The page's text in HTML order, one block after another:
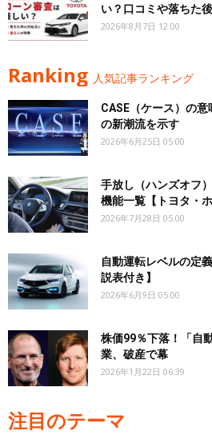
い？口コミや落ちた
2026年8月7日 12:00
Ranking 人気記事ランキング
CASE（ケース）の
の新潮流を示す
2026年6月25日 05:00
手放し（ハンズオフ
機能一覧【トヨタ・
2026年7月28日 05:00
自動運転レベルの定
説表付き】
2026年6月9日 05:00
株価99％下落！「自
業、破産で幕
2026年1月22日 06:39
注目のテーマ